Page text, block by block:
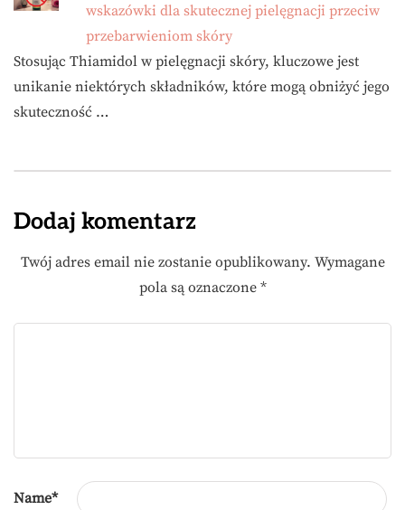
wskazówki dla skutecznej pielęgnacji przeciw
przebarwieniom skóry
Stosując Thiamidol w pielęgnacji skóry, kluczowe jest
unikanie niektórych składników, które mogą obniżyć jego
skuteczność …
Dodaj komentarz
Twój adres email nie zostanie opublikowany. Wymagane
pola są oznaczone *
Name*